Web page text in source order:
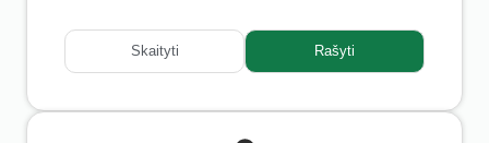
Skaityti Rašyti